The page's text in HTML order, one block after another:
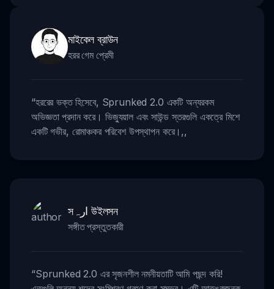
মাইকেল ব্রাউন
হরর গেম প্রেমী
“হররের ভক্ত হিসেবে, Sprunked 2.0 একটি অন্যরকম
অভিজ্ঞতা প্রদান করে। ভিজ্যুয়াল এবং সাউন্ড স্তরগুলি একত্রে মিশে
একটি গভীর, রোমাঞ্চকর পরিবেশ উপস্থাপন করে। ,,
সارہ উইলসন
সঙ্গীত প্রস্তুতকারী
“Sprunked 2.0 এর সৃজনশীল নমনীয়তাটি আমি পছন্দ করি!